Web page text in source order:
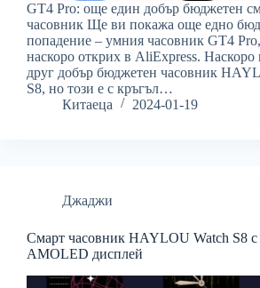
GT4 Pro: още един добър бюджетен
часовник Ще ви покажа още едно
попадение – умния часовник GT4
наскоро открих в AliExpress. Наскоро
друг добър бюджетен часовник
S8, но този е с кръгъл…
Китаеца
2024-01-19
Джаджи
Смарт часовник HAYLOU Watch S8 с
AMOLED дисплей